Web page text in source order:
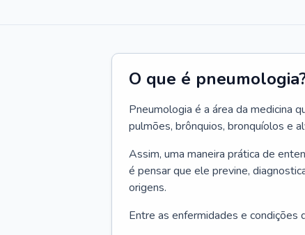
O que é
Pneumologia é a área da medicina
pulmões, brônquios, bronquíolos e
Assim, uma maneira prática de
é pensar que ele previne,
origens.
Entre as enfermidades e